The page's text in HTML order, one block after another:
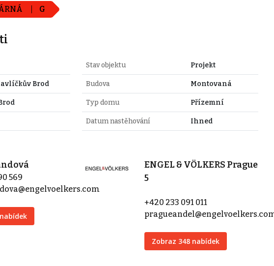
G
Brod
Stav objektu Projekt
Budova Montovaná
Typ domu Přízemní
Datum nastěhování Ihned
569
ENGEL & VÖLKERS Prague
5
+420 233 091 011
Zobraz 348 nabídek